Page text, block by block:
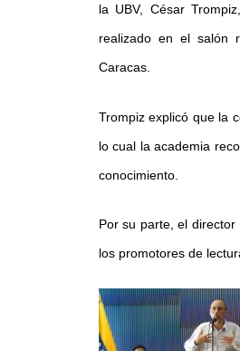
la UBV, César
realizado en el salón
Caracas.
Trompiz explicó que la
lo cual la academia
conocimiento.
Por su parte, el
los promotores de